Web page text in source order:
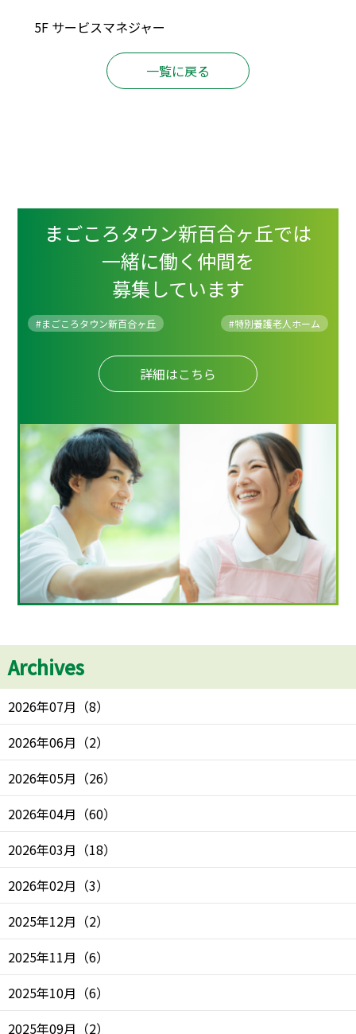
5F サービスマネジャー
一覧に戻る
まごころタウン新百合ヶ丘では
一緒に働く仲間を
募集しています
#まごころタウン新百合ヶ丘 #特別養護老人ホーム
詳細はこちら
Archives
2026年07月 （8）
2026年06月 （2）
2026年05月 （26）
2026年04月 （60）
2026年03月 （18）
2026年02月 （3）
2025年12月 （2）
2025年11月 （6）
2025年10月 （6）
2025年09月 （2）